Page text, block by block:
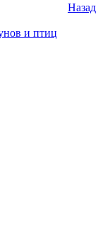
Назад
и птиц